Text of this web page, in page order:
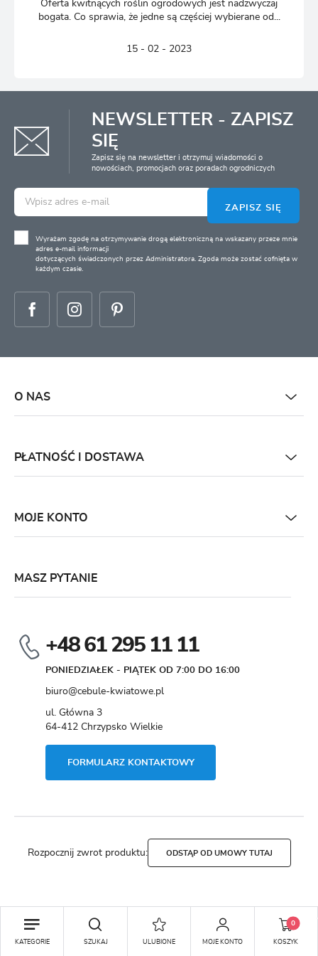
Oferta kwitnących roślin ogrodowych jest nadzwyczaj
bogata. Co sprawia, że jedne są częściej wybierane od...
15 - 02 - 2023
NEWSLETTER - ZAPISZ
SIĘ
Zapisz się na newsletter i otrzymuj wiadomości o
nowościach, promocjach oraz poradach ogrodniczych
ZAPISZ SIĘ
Wyrażam zgodę na otrzymywanie drogą elektroniczną na wskazany przeze mnie
adres e-mail informacji
dotyczących świadczonych przez Administratora. Zgoda może zostać cofnięta w
każdym czasie.
O NAS
PŁATNOŚĆ I DOSTAWA
MOJE KONTO
MASZ PYTANIE
+48 61 295 11 11
PONIEDZIAŁEK - PIĄTEK OD 7:00 DO 16:00
biuro@cebule-kwiatowe.pl
ul. Główna 3
64-412 Chrzypsko Wielkie
FORMULARZ KONTAKTOWY
Rozpocznij zwrot produktu: ODSTĄP OD UMOWY TUTAJ
Copyright by cebule-kwiatowe.pl
Agencja interaktywna
Powered by 2ClickShop®
KATEGORIE SZUKAJ ULUBIONE MOJE KONTO
0
KOSZYK